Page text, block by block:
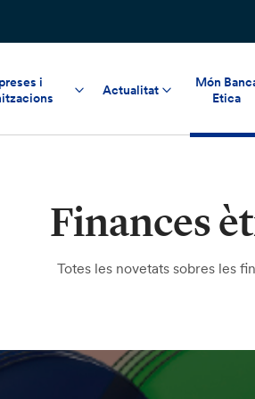
i
Actualitat
Món
Etica
Finances
Totes les novetats sobres les